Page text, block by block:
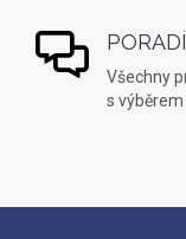
Všechny
s